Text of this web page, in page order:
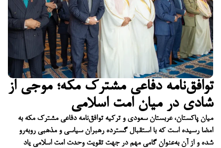
توافق‌نامه دفاعی مشترک مکه؛ موجی از
شادی در میان امت اسلامی
میان پاکستان، عربستان سعودی و ترکیه توافق‌نامه دفاعی مشترک مکه به
امضا رسیده است که با استقبال گسترده رهبران سیاسی و مذهبی روبه‌رو
شده و از آن به‌عنوان گامی مهم در جهت تقویت وحدت امت اسلامی یاد